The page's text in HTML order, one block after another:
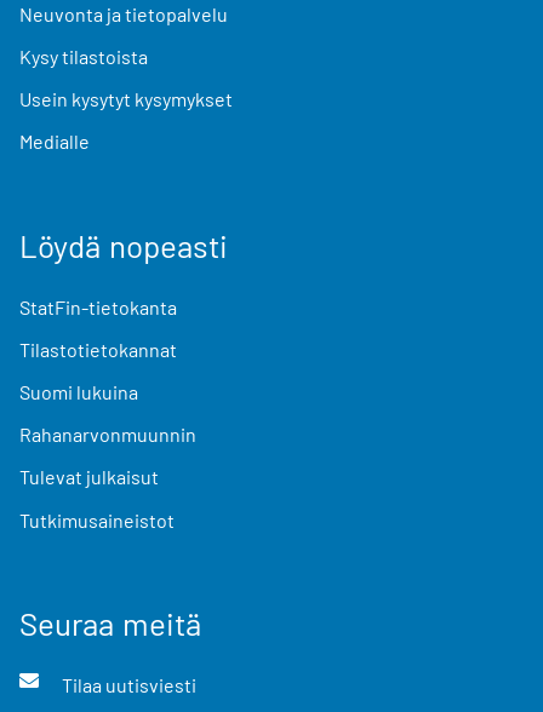
Neuvonta ja tietopalvelu
Kysy tilastoista
Usein kysytyt kysymykset
Medialle
Löydä nopeasti
StatFin-tietokanta
Tilastotietokannat
Suomi lukuina
Rahanarvonmuunnin
Tulevat julkaisut
Tutkimusaineistot
Seuraa meitä
Tilaa uutisviesti